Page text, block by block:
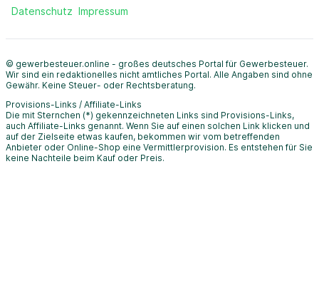
Datenschutz Impressum
© gewerbesteuer.online - großes deutsches Portal für Gewerbesteuer.
Wir sind ein redaktionelles nicht amtliches Portal. Alle Angaben sind ohne
Gewähr. Keine Steuer- oder Rechtsberatung.
Provisions-Links / Affiliate-Links
Die mit Sternchen (*) gekennzeichneten Links sind Provisions-Links,
auch Affiliate-Links genannt. Wenn Sie auf einen solchen Link klicken und
auf der Zielseite etwas kaufen, bekommen wir vom betreffenden
Anbieter oder Online-Shop eine Vermittlerprovision. Es entstehen für Sie
keine Nachteile beim Kauf oder Preis.